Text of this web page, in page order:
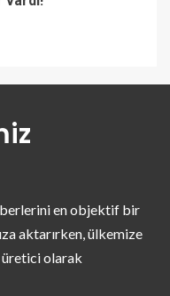
en objektif bir
aktarırken, ülkemize
üretici olarak